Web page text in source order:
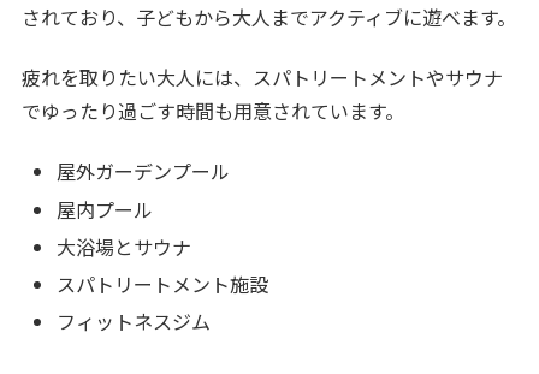
されており、子どもから大人までアクティブに遊べます。
疲れを取りたい大人には、スパトリートメントやサウナ
でゆったり過ごす時間も用意されています。
屋外ガーデンプール
屋内プール
大浴場とサウナ
スパトリートメント施設
フィットネスジム